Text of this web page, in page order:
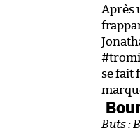
Après
se fait
Buts :